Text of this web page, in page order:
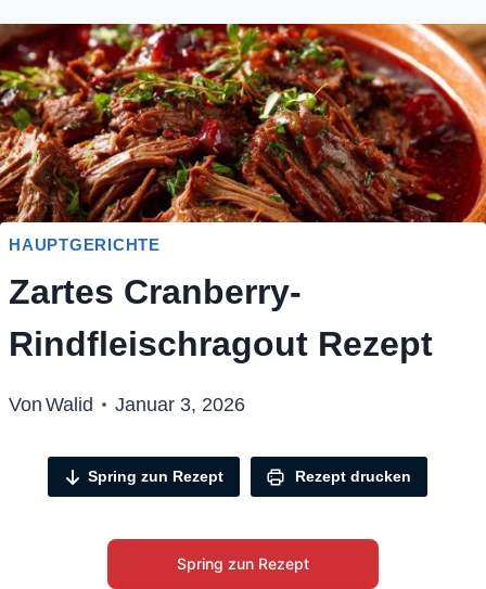
HAUPTGERICHTE
Zartes Cranberry-
Rindfleischragout Rezept
Von Walid Januar 3, 2026
Spring zun Rezept Rezept drucken
Spring zun Rezept